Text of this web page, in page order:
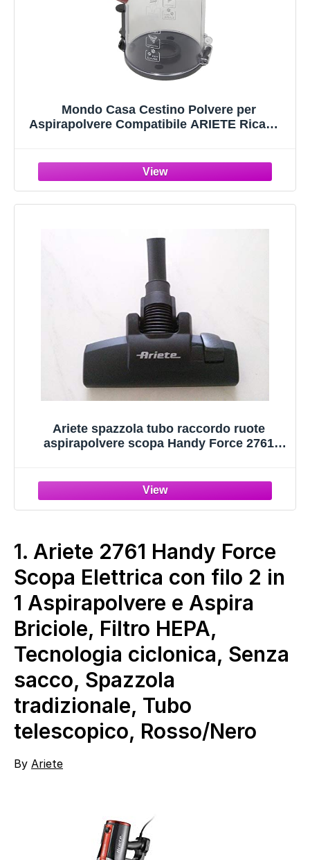
Mondo Casa Cestino Polvere per
Aspirapolvere Compatibile ARIETE Ricambi
Ariete spazzola tubo raccordo ruote
aspirapolvere scopa Handy Force 2761
1. Ariete 2761 Handy Force
Scopa Elettrica con filo 2 in
1 Aspirapolvere e Aspira
Briciole, Filtro HEPA,
Tecnologia ciclonica, Senza
sacco, Spazzola
tradizionale, Tubo
telescopico, Rosso/Nero
By Ariete